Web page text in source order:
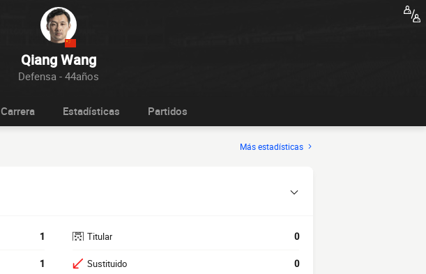
Qiang Wang
Defensa - 44años
Carrera Estadísticas Partidos
Más estadísticas
1
1
Titular 0
Sustituido 0